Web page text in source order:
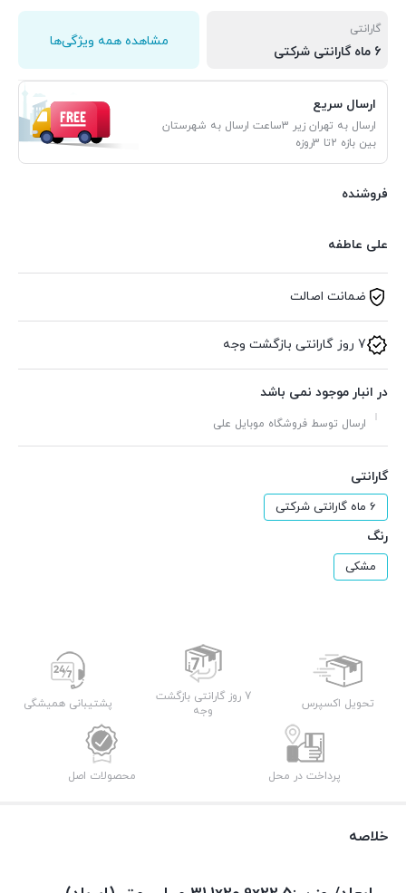
گارانتی
6 ماه گارانتی شرکتی
مشاهده همه ویژگی‌ها
ارسال سریع
ارسال به تهران زیر 3ساعت ارسال به شهرستان
بین بازه 2تا 3روزه
فروشنده
علی عاطفه
ضمانت اصالت
7 روز گارانتی بازگشت وجه
در انبار موجود نمی باشد
ارسال توسط فروشگاه موبایل علی
گارانتی
6 ماه گارانتی شرکتی
رنگ
مشکی
تحویل اکسپرس
7 روز گارانتی بازگشت
وجه
پشتیبانی همیشگی
پرداخت در محل محصولات اصل
خلاصه